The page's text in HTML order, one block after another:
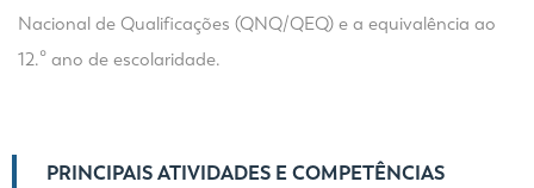
Nacional de Qualificações (QNQ/QEQ) e a equivalência ao
12.º ano de escolaridade.
PRINCIPAIS ATIVIDADES E COMPETÊNCIAS